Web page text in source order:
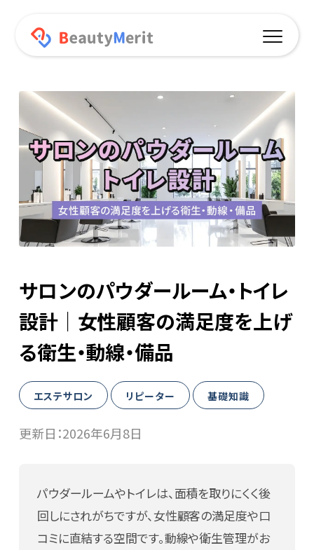
機能一覧
予約サイト連動
オリジナルアプリ
プッシュ通知
ポイント機能
データ分析
WEB予約
ヘアサロン
アイビューティーサロン
エステ・リラクサロン
サロンのパウダールーム・トイレ
設計｜女性顧客の満足度を上げ
る衛生・動線・備品
エステサロン リピーター 基礎知識
更新日：2026年6月8日
パウダールームやトイレは、面積を取りにくく後
回しにされがちですが、女性顧客の満足度や口
コミに直結する空間です。動線や衛生管理がお